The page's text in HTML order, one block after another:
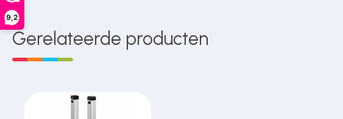
9,2
Gerelateerde producten